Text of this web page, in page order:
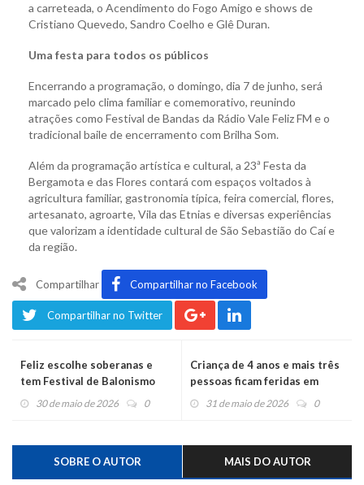
a carreteada, o Acendimento do Fogo Amigo e shows de
Cristiano Quevedo, Sandro Coelho e Glê Duran.
Uma festa para todos os públicos
Encerrando a programação, o domingo, dia 7 de junho, será
marcado pelo clima familiar e comemorativo, reunindo
atrações como Festival de Bandas da Rádio Vale Feliz FM e o
tradicional baile de encerramento com Brilha Som.
Além da programação artística e cultural, a 23ª Festa da
Bergamota e das Flores contará com espaços voltados à
agricultura familiar, gastronomia típica, feira comercial, flores,
artesanato, agroarte, Vila das Etnias e diversas experiências
que valorizam a identidade cultural de São Sebastião do Caí e
da região.
Compartilhar Compartilhar no Facebook
Compartilhar no Twitter
Feliz escolhe soberanas e
tem Festival de Balonismo
30 de maio de 2026 0
Criança de 4 anos e mais três
pessoas ficam feridas em
acidente na ERS-452 na Feliz
31 de maio de 2026 0
SOBRE O AUTOR MAIS DO AUTOR